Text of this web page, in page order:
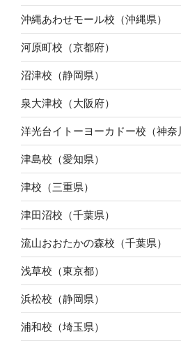
沖縄あわせモール校（沖縄県）
河原町校（京都府）
沼津校（静岡県）
泉大津校（大阪府）
洋光台イトーヨーカドー校（神奈
津島校（愛知県）
津校（三重県）
津田沼校（千葉県）
流山おおたかの森校（千葉県）
浅草校（東京都）
浜松校（静岡県）
浦和校（埼玉県）